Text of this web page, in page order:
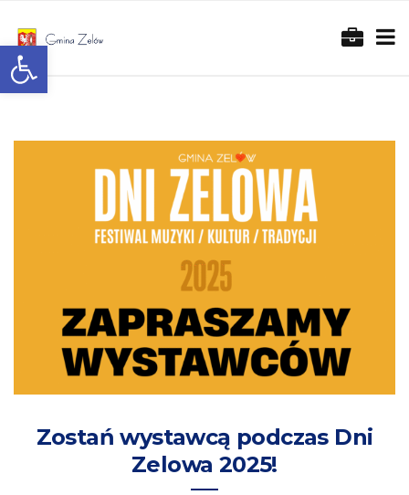
Otwórz pasek narzędzi
Zostań wystawcą podczas Dni
Zelowa 2025!